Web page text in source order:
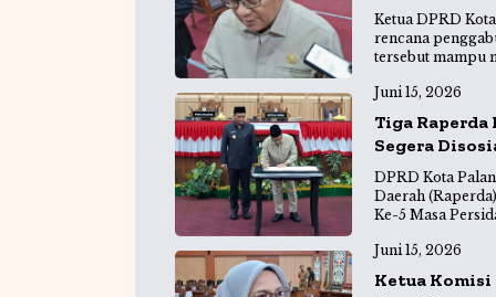
Ketua DPRD
rencana
tersebut mampu
Juni 15, 2026
Tiga Raperda
Segera
DPRD Kota
Daerah
Ke-5 Masa
Juni 15, 2026
Ketua